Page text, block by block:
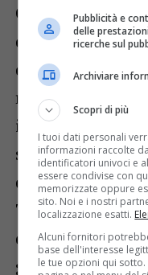
Comuni e
quali, pur con
disposizione
regole
il Patto di
spendere, come
dalla Corte dei
Tutto questo,
da Fedriga siano
gestione
Pubblicità e
delle
ricerche sul
Archiviare
Scopri di più
I tuoi dati personali
informazioni raccolte
identificatori univoci e
essere condivise con
memorizzate oppure
sito. Noi e i nostri
localizzazione esatti.
Alcuni fornitori
base dell'interesse
le tue opzioni qui